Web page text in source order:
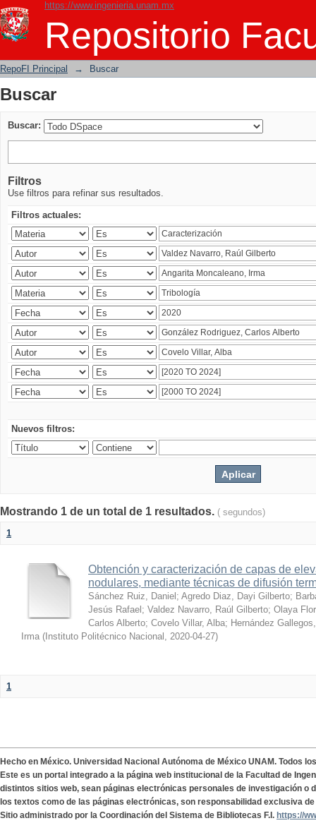
https://www.ingenieria.unam.mx
Repositorio
Buscar
RepoFI Principal → Buscar
Buscar
Buscar:
Filtros
Use filtros para refinar sus resultados.
Filtros actuales:
Nuevos filtros:
Mostrando 1 de un total de 1 resultados. ( segundos)
1
Obtención y caracterización de capas de
nodulares, mediante técnicas de difusión
Sánchez Ruiz, Daniel ; Agredo Diaz, Dayi Gilberto;
Jesús Rafael ; Valdez Navarro, Raúl Gilberto; Olaya
Carlos Alberto; Covelo Villar, Alba; Hernández
Irma ( Instituto Politécnico Nacional , 2020-04-27)
1
Hecho en México. Universidad Nacional Autónoma de México UNAM. Todos
Este es un portal integrado a la página web institucional de la Facultad de
distintos sitios web, sean páginas electrónicas personales de investigación o
los textos como de las páginas electrónicas, son responsabilidad exclusiva
Sitio administrado por la Coordinación del Sistema de Bibliotecas F.I. https://